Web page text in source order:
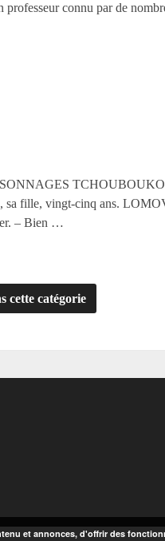
connu par de
fille, vingt-cinq ans.
– Bien …
cette catégorie
et annonces, d'offrir des